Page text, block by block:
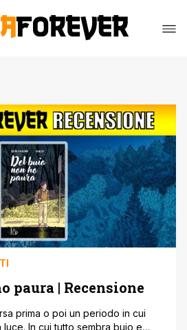
paura | Recensione
prima o poi un periodo in cui
In cui tutto sembra buio e